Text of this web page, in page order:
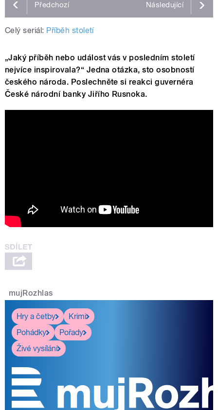
Předchozí Následující
Celý seriál: Příběh století
„Jaký příběh nebo událost vás v posledním století
nejvíce inspirovala?“ Jedna otázka, sto osobností
českého národa. Poslechněte si reakci guvernéra
České národní banky Jiřího Rusnoka.
mujRozhlas
Hry a četby
Krimi
Pohádky
Pořady
Živé vysílání